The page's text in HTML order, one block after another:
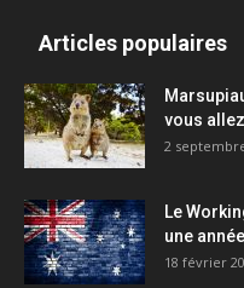
Articles populaires
vous
2
Le
une
18 février